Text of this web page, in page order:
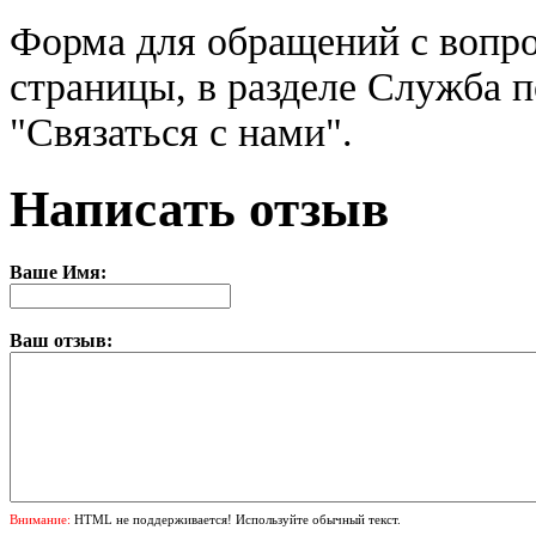
Форма для обращений с
страницы, в разделе Служба
"Связаться с нами".
Написать отзыв
Ваше Имя:
Ваш отзыв:
Внимание: HTML не поддерживается! Используйте обычный текст.